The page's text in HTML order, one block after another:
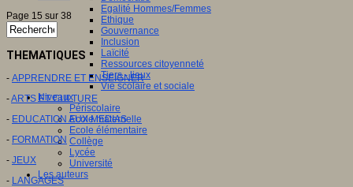
Egalité Hommes/Femmes
Ethique
Gouvernance
Inclusion
Laïcité
Ressources citoyenneté
Tiers - lieux
Vie scolaire et sociale
Niveaux
Périscolaire
Ecole maternelle
Ecole élémentaire
Collège
Lycée
Université
Les auteurs
Page 15 sur 38
THEMATIQUES
- APPRENDRE ET ENSEIGNER
-ARTS ET CULTURE
- EDUCATION AUX MEDIAS
- FORMATION
- JEUX
- LANGAGES